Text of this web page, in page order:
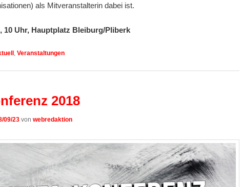
als Mitveranstalterin dabei ist.
10 Uhr, Hauptplatz Bleiburg/Pliberk
, Veranstaltungen
2018
09/23 von webredaktion